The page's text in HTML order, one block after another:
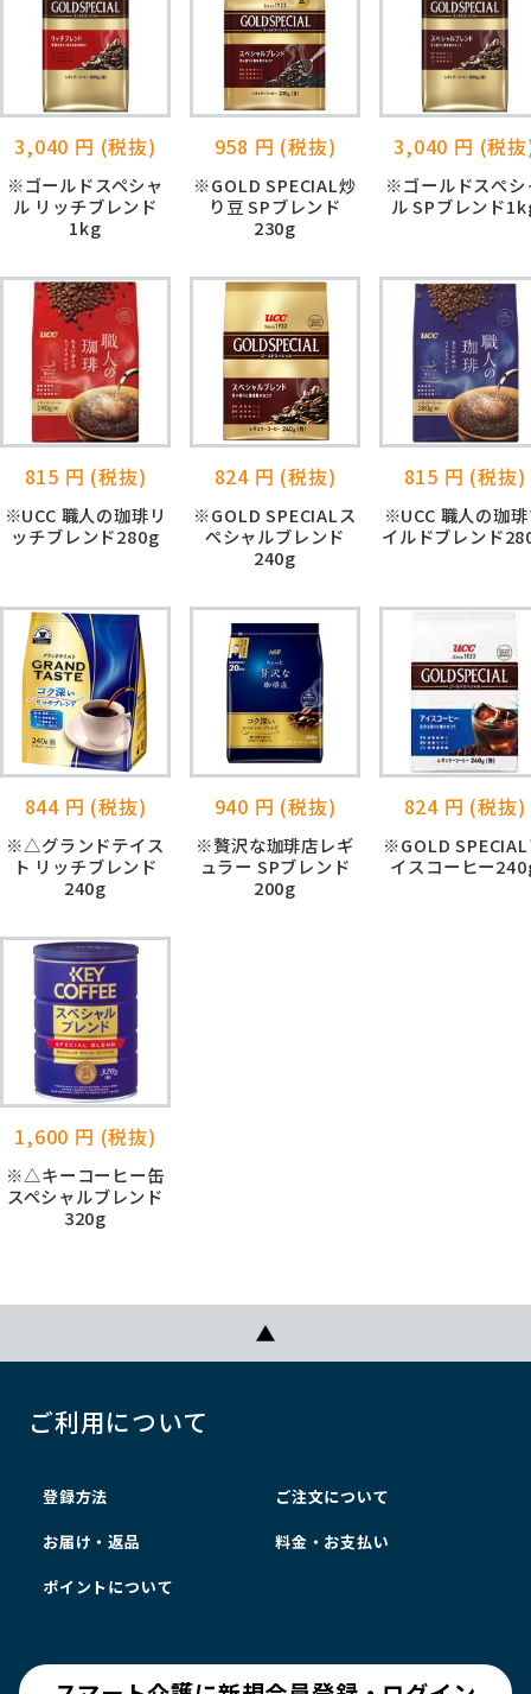
3,040 円 (税抜)
※ゴールドスペシャ
ル リッチブレンド
1kg
958 円 (税抜)
※GOLD SPECIAL炒
り豆 SPブレンド
230g
3,040 円 (税
※ゴールドスぺシ
ル SPブレンド
815 円 (税抜)
※UCC 職人の珈琲リ
ッチブレンド280g
824 円 (税抜)
※GOLD SPECIALス
ぺシャルブレンド
240g
815 円 (税抜)
※UCC 職人の珈
イルドブレンド
844 円 (税抜)
※△グランドテイス
ト リッチブレンド
240g
940 円 (税抜)
※贅沢な珈琲店レギ
ュラー SPブレンド
200g
824 円 (税抜)
※GOLD
イスコーヒー
1,600 円 (税抜)
※△キーコーヒー缶
スペシャルブレンド
320g
ご利用について
登録方法 ご注文について
お届け・返品 料金・お支払い
ポイントについて